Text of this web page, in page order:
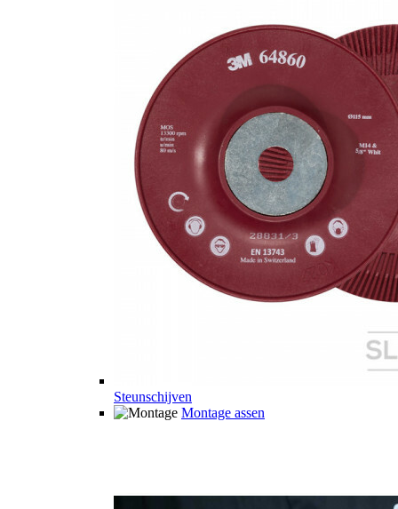
Steunschijven
Montage assen